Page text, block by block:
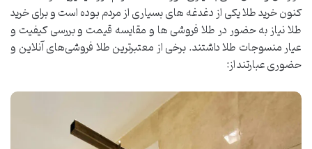
کنون خرید طلا یکی از دغدغه های بسیاری از مردم بوده است و برای خرید
طلا نیاز به حضور در طلا فروشی ها و مقایسه قیمت و بررسی کیفیت و
عیار منسوجات طلا داشتند. برخی از معتبرترین طلا فروشی‌های آنلاین و
حضوری عبارتند از: